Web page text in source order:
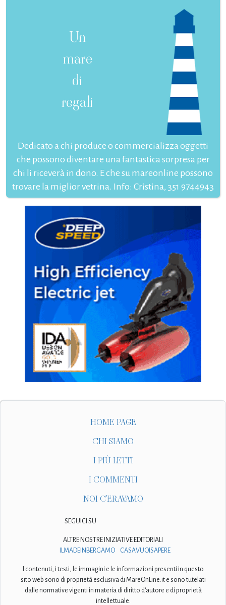
Un
mare
di
regali
Dedicato a chi produce o commercializza oggetti
che possono diventare una fantastica sorpresa per
chi li riceverà in dono. E che su mareonline possono
trovare la miglior vetrina. Info: Cristina, 351 9744943
HOME PAGE
CHI SIAMO
I PIÙ LETTI
I COMMENTI
NOI C'ERAVAMO
SEGUICI SU
ALTRE NOSTRE INIZIATIVE EDITORIALI
ILMADEINBERGAMO
CASAVUOISAPERE
I contenuti, i testi, le immagini e le informazioni presenti in questo
sito web sono di proprietà esclusiva di MareOnLine.it e sono tutelati
dalle normative vigenti in materia di diritto d'autore e di proprietà
intellettuale.